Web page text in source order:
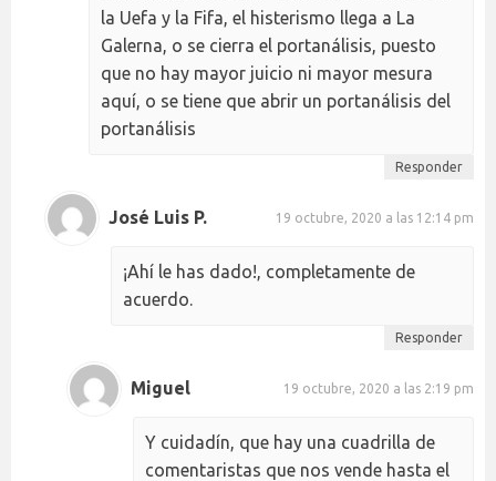
la Uefa y la Fifa, el histerismo llega a La
Galerna, o se cierra el portanálisis, puesto
que no hay mayor juicio ni mayor mesura
aquí, o se tiene que abrir un portanálisis del
portanálisis
Responder
José Luis P. 19 octubre, 2020 a las 12:14 pm
¡Ahí le has dado!, completamente de
acuerdo.
Responder
Miguel 19 octubre, 2020 a las 2:19 pm
Y cuidadín, que hay una cuadrilla de
comentaristas que nos vende hasta el